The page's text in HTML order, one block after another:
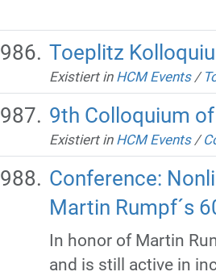
Toeplitz
Existiert in HCM Events /
9th Colloquium
Existiert in HCM Events /
Conference:
Martin Rumpf´s
In honor of Martin
and is still active in